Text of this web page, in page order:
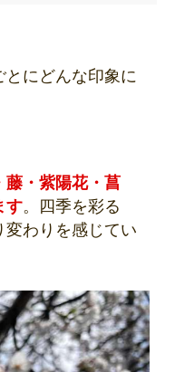
にどんな印象に
藤・紫陽花・菖
す。四季を彩る
わりを感じてい